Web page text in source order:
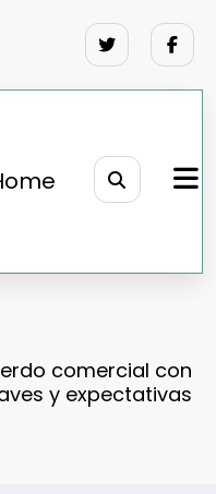
comercial con
y expectativas